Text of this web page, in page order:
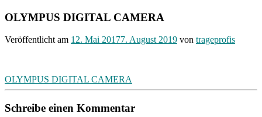
OLYMPUS DIGITAL CAMERA
Veröffentlicht am 12. Mai 20177. August 2019 von trageprofis
Beitragsnavigation
OLYMPUS DIGITAL CAMERA
Schreibe einen Kommentar